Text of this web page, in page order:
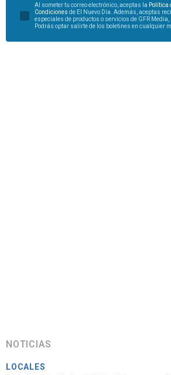
Al someter tu correo electrónico, aceptas la Política
Condiciones de El Nuevo Día. Además, aceptas
especiales de productos o servicios de GFR
Podrás optar salirte de los boletines en cualquier
NOTICIAS
LOCALES